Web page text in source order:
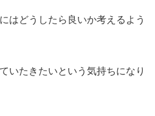
はどうしたら良いか考えるよう
いたきたいという気持ちになり